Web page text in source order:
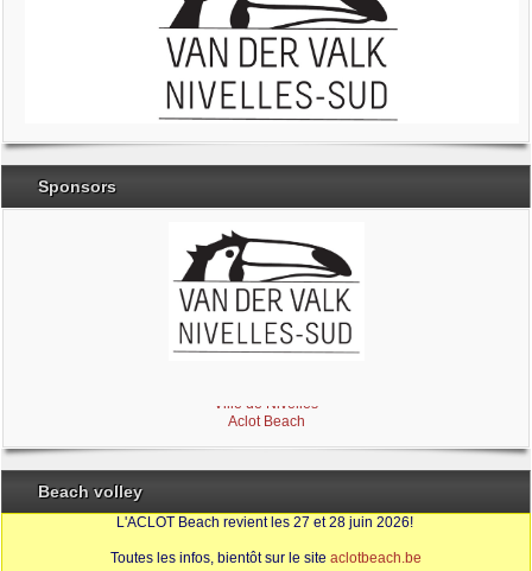
Sponsors
Aclot Beach
Beach volley
L'ACLOT Beach revient les 27 et 28 juin 2026!
Toutes les infos, bientôt sur le site aclotbeach.be